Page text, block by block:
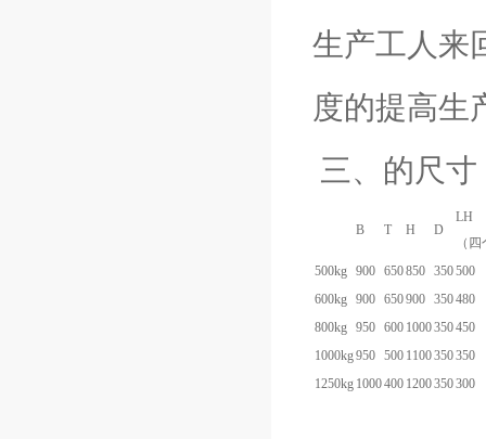
生产工人来
度的提高生
三、的尺寸
B T H D
LH
（
500kg 900 650850 350500
600kg 900 650900 350480
800kg 950 600 1000350450
1000kg950 500 1100350350
1250kg 1000400 1200350300